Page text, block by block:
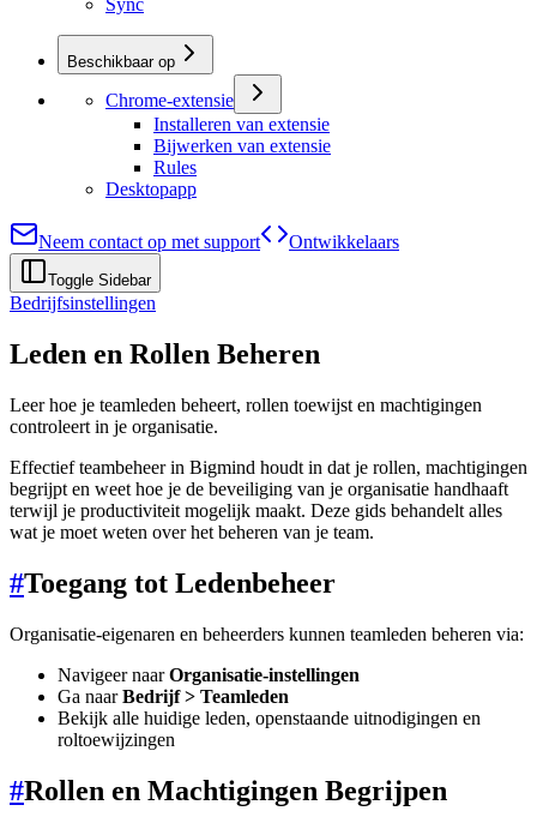
Sync
Beschikbaar op
Chrome-extensie
Installeren van extensie
Bijwerken van extensie
Rules
Desktopapp
Neem contact op met support Ontwikkelaars
Toggle Sidebar
Bedrijfsinstellingen
Leden en Rollen Beheren
Leer hoe je teamleden beheert, rollen toewijst en machtigingen
controleert in je organisatie.
Effectief teambeheer in Bigmind houdt in dat je rollen, machtigingen
begrijpt en weet hoe je de beveiliging van je organisatie handhaaft
terwijl je productiviteit mogelijk maakt. Deze gids behandelt alles
wat je moet weten over het beheren van je team.
#Toegang tot Ledenbeheer
Organisatie-eigenaren en beheerders kunnen teamleden beheren via:
Navigeer naarOrganisatie-instellingen
Ga naarBedrijf > Teamleden
Bekijk alle huidige leden, openstaande uitnodigingen en
roltoewijzingen
#Rollen en Machtigingen Begrijpen